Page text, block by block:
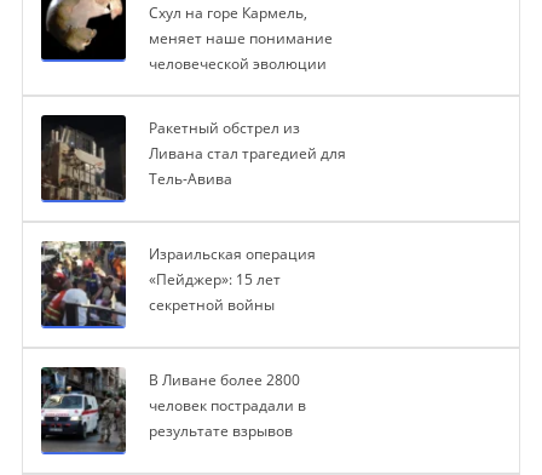
Схул на горе Кармель,
меняет наше понимание
человеческой эволюции
Ракетный обстрел из
Ливана стал трагедией для
Тель-Авива
Израильская операция
«Пейджер»: 15 лет
секретной войны
В Ливане более 2800
человек пострадали в
результате взрывов